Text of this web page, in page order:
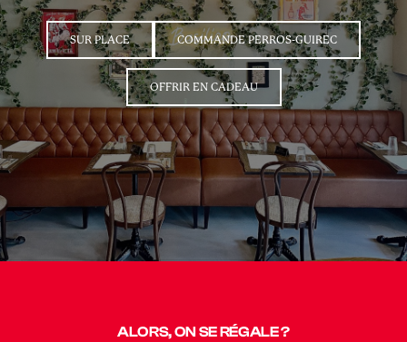
SUR PLACE COMMANDE PERROS-GUIREC
OFFRIR EN CADEAU
ALORS, ON SE RÉGALE ?